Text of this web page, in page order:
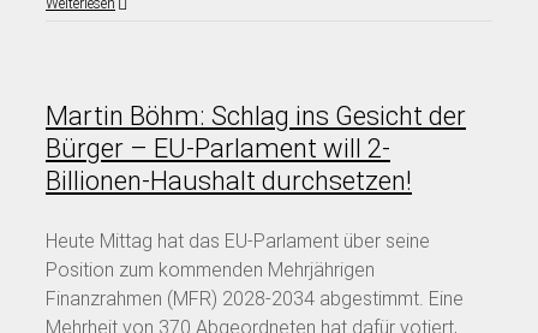
Martin Böhm: Schlag ins Gesicht der
Bürger – EU-Parlament will 2-
Billionen-Haushalt durchsetzen!
Heute Mittag hat das EU-Parlament über seine
Position zum kommenden Mehrjährigen
Finanzrahmen (MFR) 2028-2034 abgestimmt. Eine
Mehrheit von 370 Abgeordneten hat dafür votiert,